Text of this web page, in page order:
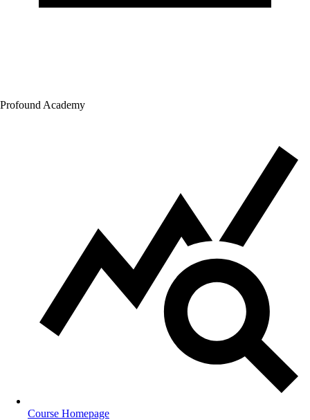
Profound Academy
Course Homepage